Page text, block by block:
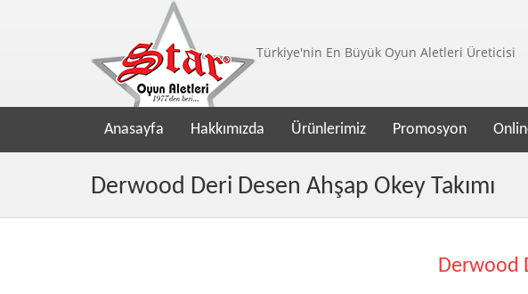
Türkiye'nin En Büyük Oyun Aletleri Üreticisi
Anasayfa Hakkımızda Ürünlerimiz Promosyon
Derwood Deri Desen Ahşap Okey Takımı
Derwood